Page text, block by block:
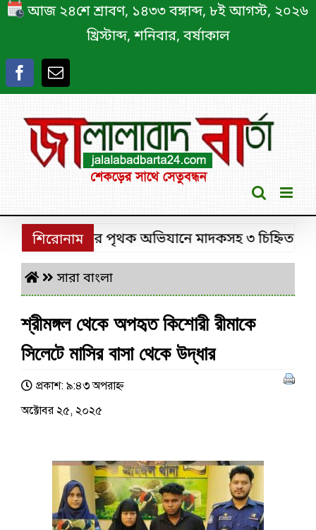
Skip
content
আজ ২৪শে শ্রাবণ, ১৪৩৩ বঙ্গাব্দ, ৮ই আগস্ট, ২০২৬
খ্রিস্টাব্দ, শনিবার, বর্ষাকাল
শিরোনাম
শ্রীমঙ্গলে ডিবির পৃথক অভিযানে মাদকসহ ৩ চিহ্নিত মাদক
সারা বাংলা
শ্রীমঙ্গল থেকে অপহৃত কিশোরী রীমাকে
সিলেটে মাসির বাসা থেকে উদ্ধার
প্রকাশ: ৯:৪৩ অপরাহ্ণ
অক্টোবর ২৫, ২০২৫